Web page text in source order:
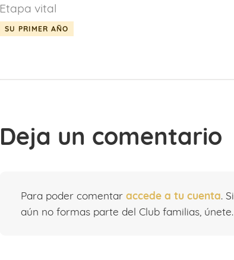
Etapa vital
SU PRIMER AÑO
Deja un comentario
Para poder comentaraccede a tu cuenta. Si
aún no formas parte del Club familias, únete.